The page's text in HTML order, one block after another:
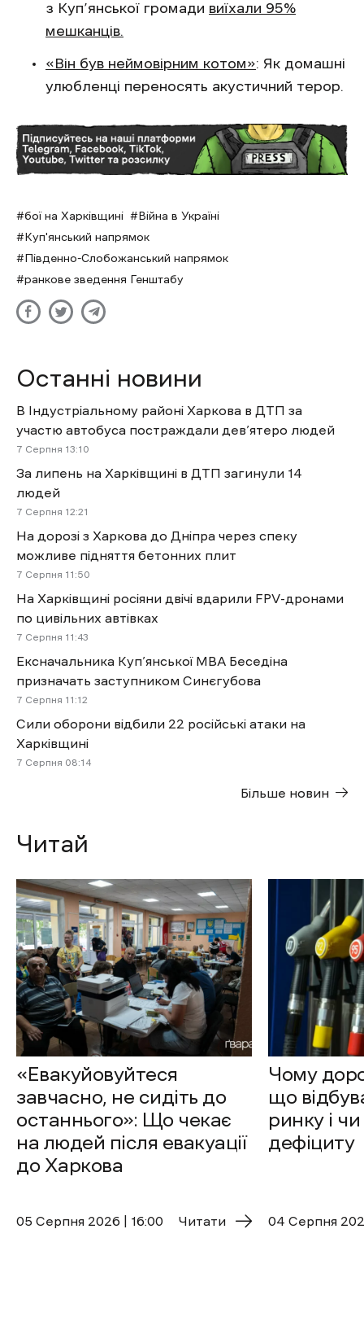
з Куп’янської громади виїхали 95%
мешканців.
«Він був неймовірним котом»: Як домашні
улюбленці переносять акустичний терор.
бої на Харківщині
Війна в Україні
Куп'янський напрямок
Південно-Слобожанський напрямок
ранкове зведення Генштабу
Останні новини
В Індустріальному районі Харкова в ДТП за
участю автобуса постраждали дев’ятеро людей
7 Cерпня 13:10
За липень на Харківщині в ДТП загинули 14
людей
7 Cерпня 12:21
На дорозі з Харкова до Дніпра через спеку
можливе підняття бетонних плит
7 Cерпня 11:50
На Харківщині росіяни двічі вдарили FPV-дронами
по цивільних автівках
7 Cерпня 11:43
Ексначальника Куп’янської МВА Беседіна
призначать заступником Синєгубова
7 Cерпня 11:12
Сили оборони відбили 22 російські атаки на
Харківщині
7 Cерпня 08:14
Більше новин
Читай
«Евакуйовуйтеся
завчасно, не сидіть до
останнього»: Що чекає
на людей після евакуації
до Харкова
05 Cерпня 2026 | 16:00 Читати
Чому
що
ринку і
дефіциту
04 Cерпня